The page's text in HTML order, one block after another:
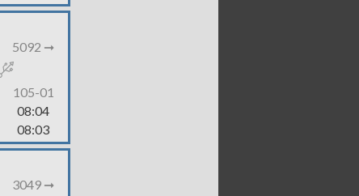
5092 ➞
105-01
08:04
08:03
3049 ➞